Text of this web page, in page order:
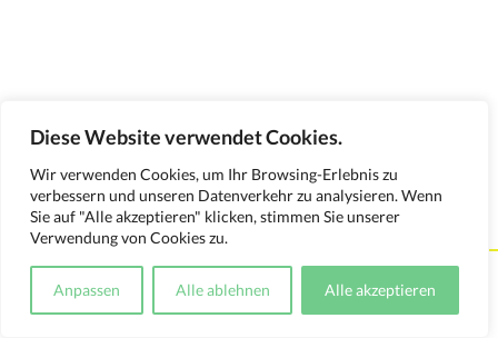
Diese Website verwendet Cookies.
Wir verwenden Cookies, um Ihr Browsing-Erlebnis zu
verbessern und unseren Datenverkehr zu analysieren. Wenn
Sie auf "Alle akzeptieren" klicken, stimmen Sie unserer
Verwendung von Cookies zu.
Anpassen Alle ablehnen Alle akzeptieren
Kontakt Impressum Datenschutzerklärung
Medienverwendungsnachweis